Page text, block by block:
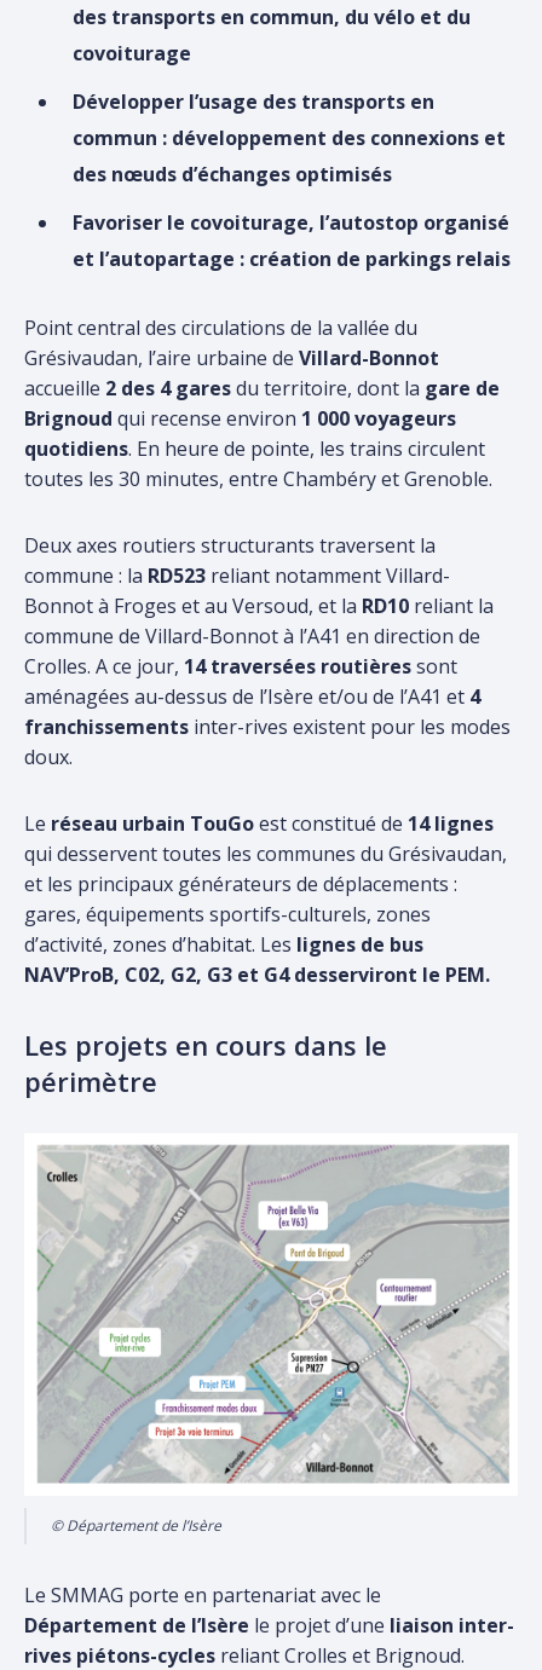
des transports en commun, du vélo et du
covoiturage
Développer l’usage des transports en
commun : développement des connexions et
des nœuds d’échanges optimisés
Favoriser le covoiturage, l’autostop organisé
et l’autopartage : création de parkings relais
Point central des circulations de la vallée du
Grésivaudan, l’aire urbaine de Villard-Bonnot
accueille 2 des 4 garesdu territoire, dont la gare de
Brignoud qui recense environ 1 000 voyageurs
quotidiens. En heure de pointe, les trains circulent
toutes les 30 minutes, entre Chambéry et Grenoble.
Deux axes routiers structurants traversent la
commune : la RD523 reliant notamment Villard-
Bonnot à Froges et au Versoud, et la RD10 reliant la
commune de Villard-Bonnot à l’A41 en direction de
Crolles. A ce jour, 14 traversées routièressont
aménagées au-dessus de l’Isère et/ou de l’A41 et 4
franchissements inter-rives existent pour les modes
doux.
Le réseau urbain TouGoest constitué de 14 lignes
qui desservent toutes les communes du Grésivaudan,
et les principaux générateurs de déplacements :
gares, équipements sportifs-culturels, zones
d’activité, zones d’habitat. Les lignes de bus
NAV’ProB, C02, G2, G3 et G4 desserviront le PEM.
Les projets en cours dans le
périmètre
© Département de l’Isère
Le SMMAG porte en partenariat avec le
Département de l’Isère le projet d’une liaison inter-
rives piétons-cycles reliant Crolles et Brignoud.